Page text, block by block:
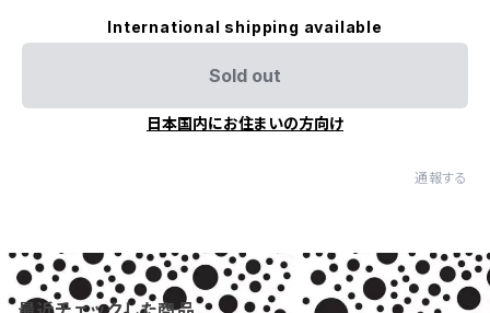
International shipping available
Sold out
日本国内にお住まいの方向け
通報する